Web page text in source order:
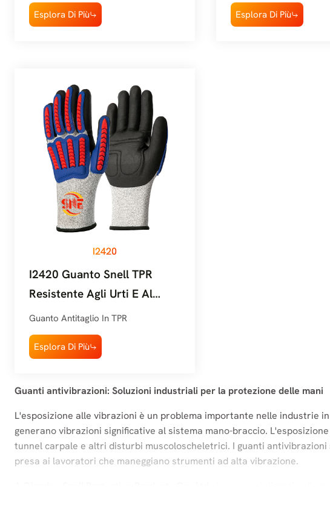
Esplora Di Più Esplora Di Più
I2420
I2420 Guanto Snell TPR
Resistente Agli Urti E Al
Taglio Per Il Settore
Automobilistico Livello A3
Guanto Antitaglio In TPR
Esplora Di Più
Guanti antivibrazioni: Soluzioni industriali per la protezione delle mani
L'esposizione alle vibrazioni è un problema importante nelle
generano vibrazioni significative al sistema mano-braccio.
tunnel carpale e altri disturbi muscoloscheletrici. I guanti
presa ai lavoratori che maneggiano strumenti ad alta vibrazione.
siamo specializzati nella